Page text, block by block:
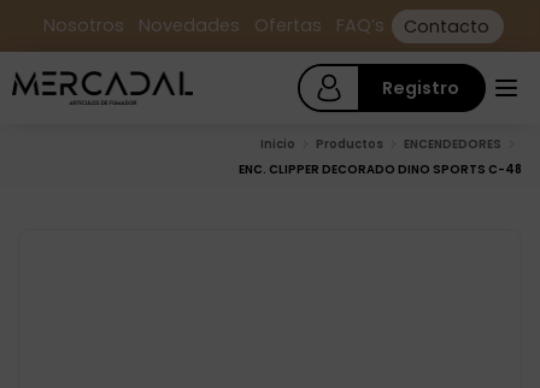
Nosotros Novedades Ofertas FAQ’s Contacto
Registro
Inicio Productos
ENCENDEDORES
ENC. CLIPPER DECORADO DINO SPORTS C-48